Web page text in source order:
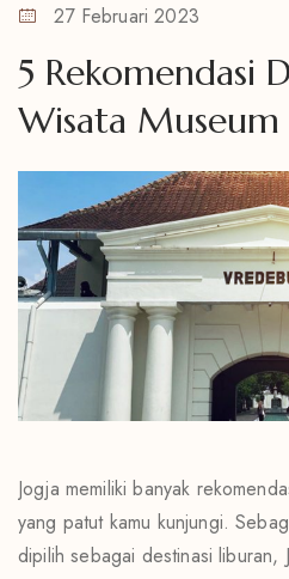
27 Februari 2023
5 Rekomendasi
Wisata Museum
Jogja memiliki banyak
yang patut kamu kunjungi.
dipilih sebagai destinasi liburan,